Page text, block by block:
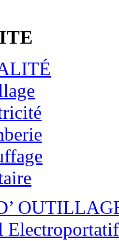
Electroportatif